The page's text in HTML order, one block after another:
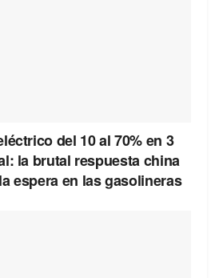
del 10 al 70% en 3
la brutal respuesta china
espera en las gasolineras